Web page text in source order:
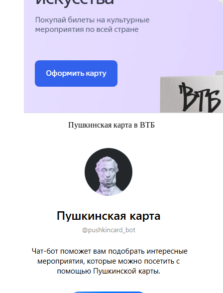
Пушкинская карта в ВТБ